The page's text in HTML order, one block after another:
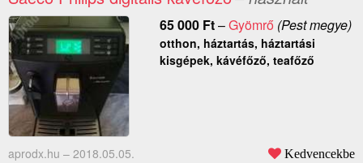
65 000 Ft–Gyömrő (Pest megye)
otthon, háztartás, háztartási
kisgépek, kávéfőző, teafőző
aprodx.hu – 2018.05.05. Kedvencekbe